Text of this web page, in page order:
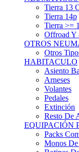
Tierra 14p
Tierra >=
Offroad Y
OTROS
Otros
HABITACULO
Asiento
Arneses
Volantes
Pedales
Extinción
Resto De
EQUIPACIÓN
Packs
Monos
Botines
Guantes